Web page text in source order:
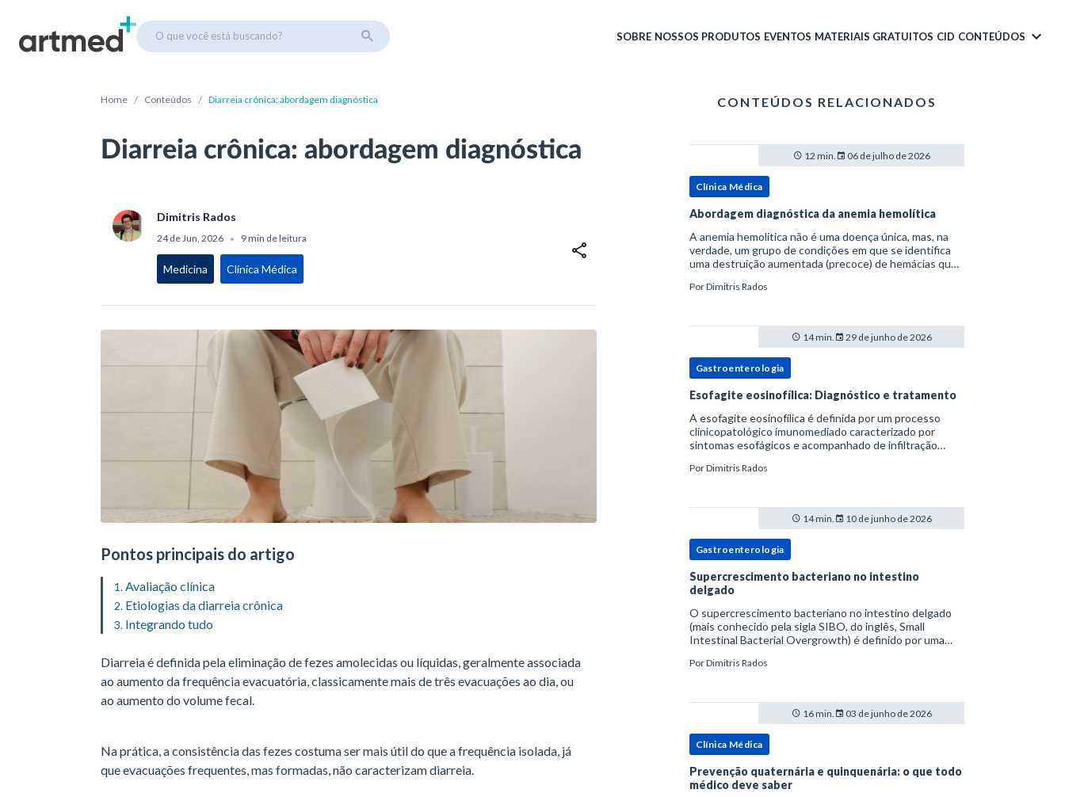
O que você está buscando? SOBRE NOSSOS PRODUTOS EVENTOS MATERIAIS GRATUITOS CID CONTEÚDOS
Home / Conteúdos / Diarreia crônica: abordagem diagnóstica
Diarreia crônica: abordagem diagnóstica
Dimitris Rados
24 de Jun, 2026 • 9 min de leitura
Medicina Clínica Médica
Pontos principais do artigo
Avaliação clínica
Etiologias da diarreia crônica
Integrando tudo
Diarreia é definida pela eliminação de fezes amolecidas ou líquidas, geralmente associada
ao aumento da frequência evacuatória, classicamente mais de três evacuações ao dia, ou
ao aumento do volume fecal.
Na prática, a consistência das fezes costuma ser mais útil do que a frequência isolada, já
que evacuações frequentes, mas formadas, não caracterizam diarreia.
CONTEÚDOS RELACIONADOS
12 min. 06 de julho de 2026
Clínica Médica
Abordagem diagnóstica da anemia hemolítica
A anemia hemolítica não é uma doença única, mas, na
verdade, um grupo de condições em que se identifica
uma destruição aumentada (precoce) de hemácias que
óssea.Como a vida média normal da hemácia é de apro
PorDimitris Rados
14 min. 29 de junho de 2026
Gastroenterologia
Esofagite eosinofílica: Diagnóstico e tratamento
A esofagite eosinofílica é definida por um processo
clinicopatológico imunomediado caracterizado por
sintomas esofágicos e acompanhado de infiltração
dentro do espectro da doença do refluxo gastr
PorDimitris Rados
14 min. 10 de junho de 2026
Gastroenterologia
Supercrescimento bacteriano no intestino
delgado
O supercrescimento bacteriano no intestino delgado
(mais conhecido pela sigla SIBO, do inglês, Small
Intestinal Bacterial Overgrowth) é definido por uma
específica de disbiose do trato digestivo. P
PorDimitris Rados
16 min. 03 de junho de 2026
Clínica Médica
Prevenção quaternária e quinquenária: o que todo
médico deve saber